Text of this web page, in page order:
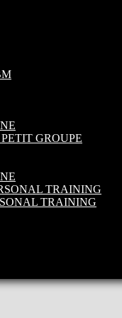
GROUPE
TRAINING
TRAINING